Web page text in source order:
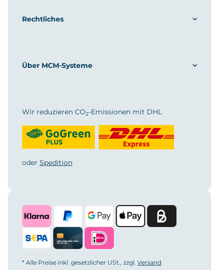
Rechtliches
Über MCM-Systeme
Wir reduzieren CO2-Emissionen mit DHL
oder Spedition
* Alle Preise inkl. gesetzlicher USt., zzgl. Versand